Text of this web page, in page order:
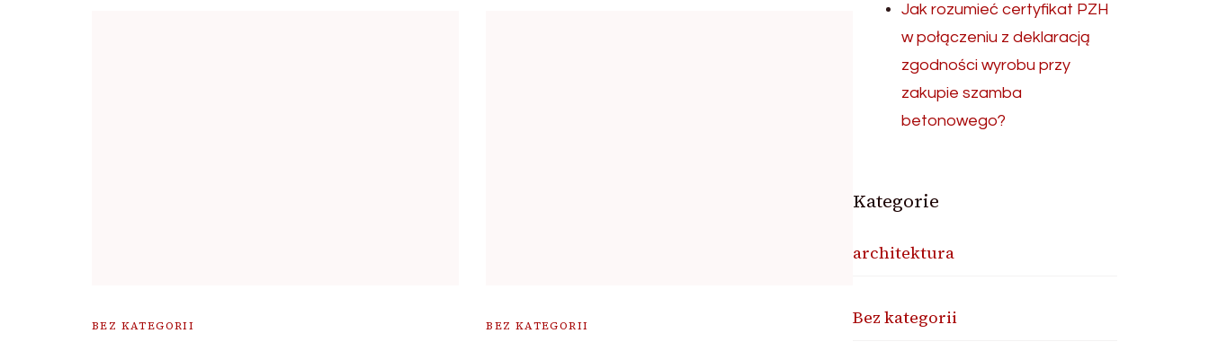
BEZ KATEGORII BEZ KATEGORII
Jak rozumieć certyfikat PZH
w połączeniu z deklaracją
zgodności wyrobu przy
zakupie szamba
betonowego?
Kategorie
architektura
Bez kategorii